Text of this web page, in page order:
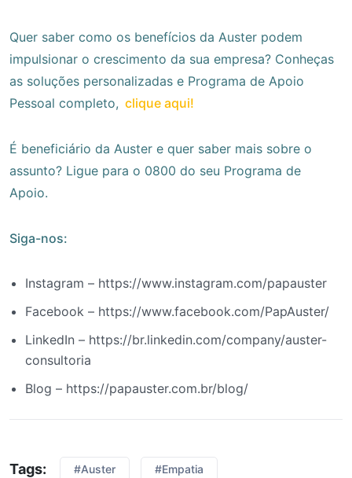
Quer saber como os benefícios da Auster podem
impulsionar o crescimento da sua empresa? Conheças
as soluções personalizadas e Programa de Apoio
Pessoal completo, clique aqui!
É beneficiário da Auster e quer saber mais sobre o
assunto? Ligue para o 0800 do seu Programa de
Apoio.
Siga-nos:
Instagram – https://www.instagram.com/papauster
Facebook – https://www.facebook.com/PapAuster/
LinkedIn – https://br.linkedin.com/company/auster-
consultoria
Blog – https://papauster.com.br/blog/
Tags: #Auster #empatia